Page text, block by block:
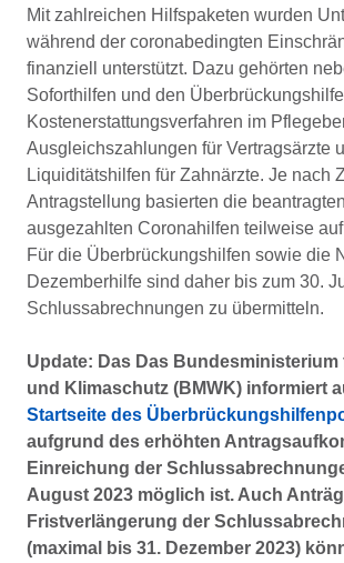
Mit zahlreichen Hilfspaketen wurden
während der coronabedingten
finanziell unterstützt. Dazu gehörten
Soforthilfen und den
Kostenerstattungsverfahren im
Ausgleichszahlungen für Vertragsärzte
Liquiditätshilfen für Zahnärzte. Je nach
Antragstellung basierten die
ausgezahlten Coronahilfen teilweise
Für die Überbrückungshilfen sowie die
Dezemberhilfe sind daher bis zum 30.
Schlussabrechnungen zu übermitteln.
Update: Das Das
und Klimaschutz (BMWK) informiert
Startseite des
aufgrund des erhöhten
Einreichung der
August 2023 möglich ist. Auch
Fristverlängerung der
(maximal bis 31. Dezember 2023)